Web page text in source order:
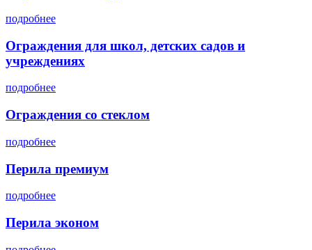
подробнее
Ограждения для школ, детских садов и
учреждениях
подробнее
Ограждения со стеклом
подробнее
Перила премиум
подробнее
Перила эконом